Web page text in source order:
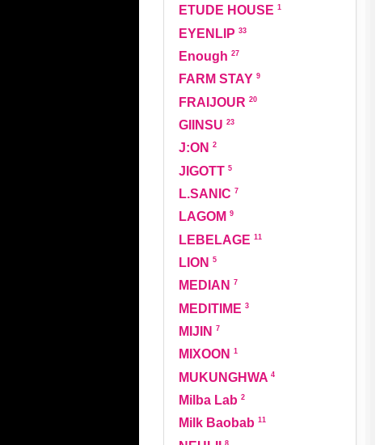
ETUDE HOUSE 1
EYENLIP 33
Enough 27
FARM STAY 9
FRAIJOUR 20
GIINSU 23
J:ON 2
JIGOTT 5
L.SANIC 7
LAGOM 9
LEBELAGE 11
LION 5
MEDIAN 7
MEDITIME 3
MIJIN 7
MIXOON 1
MUKUNGHWA 4
Milba Lab 2
Milk Baobab 11
8